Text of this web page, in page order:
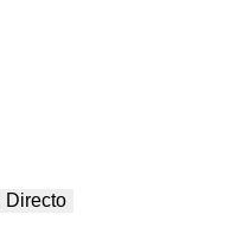
Directo